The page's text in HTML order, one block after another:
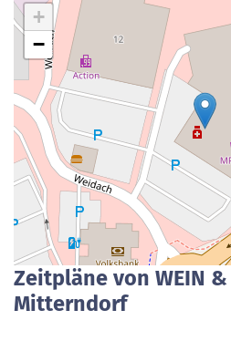
+
−
Zeitpläne von WEIN
Mitterndorf